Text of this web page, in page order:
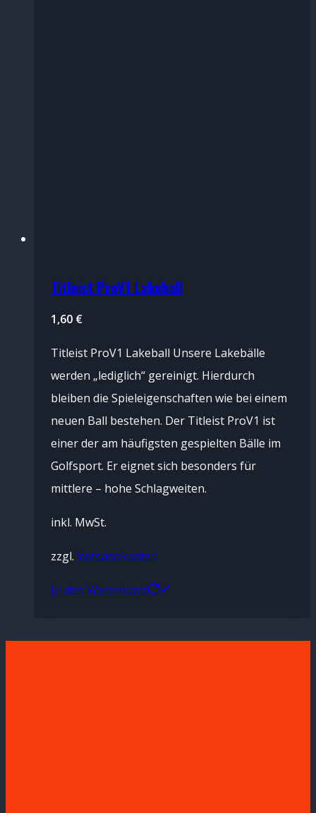
Titleist ProV1 Lakeball
1,60 €
Titleist ProV1 Lakeball Unsere Lakebälle
werden „lediglich“ gereinigt. Hierdurch
bleiben die Spieleigenschaften wie bei einem
neuen Ball bestehen. Der Titleist ProV1 ist
einer der am häufigsten gespielten Bälle im
Golfsport. Er eignet sich besonders für
mittlere – hohe Schlagweiten.
inkl. MwSt.
zzgl. Versandkosten
In den Warenkorb